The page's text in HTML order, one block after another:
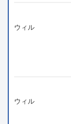
ウィル
ウィル